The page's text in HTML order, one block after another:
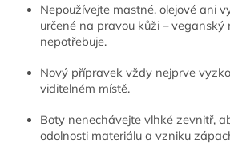
Nepoužívejte mastné, olejové ani
určené na pravou kůži – veganský
nepotřebuje.
Nový přípravek vždy nejprve
viditelném místě.
Boty nenechávejte vlhké zevnitř,
odolnosti materiálu a vzniku